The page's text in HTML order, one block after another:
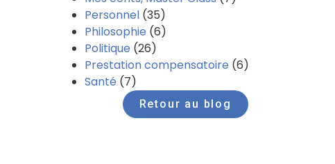
Personnel(35)
Philosophie (6)
Politique (26)
Prestation compensatoire (6)
Santé (7)
Retour au blog